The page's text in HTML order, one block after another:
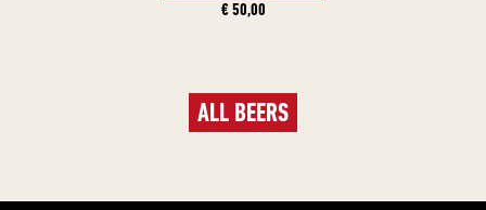
€ 50,00
ALL BEERS